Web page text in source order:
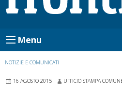
Menu
NOTIZIE E COMUNICATI
16 AGOSTO 2015 UFFICIO STAMPA